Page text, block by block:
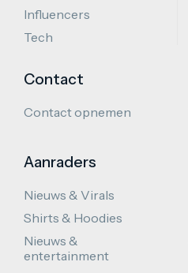
Influencers
Tech
Contact
Contact opnemen
Aanraders
Nieuws & Virals
Shirts & Hoodies
Nieuws &
entertainment